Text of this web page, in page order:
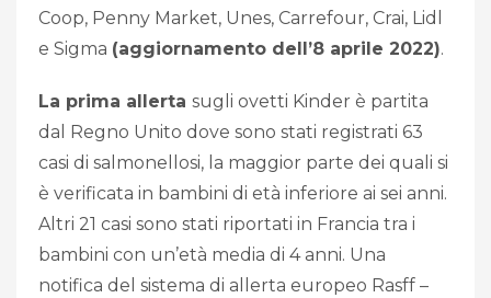
Coop, Penny Market, Unes, Carrefour, Crai, Lidl
e Sigma (aggiornamento dell’8 aprile 2022).
La prima allerta sugli ovetti Kinder è partita
dal Regno Unito dove sono stati registrati 63
casi di salmonellosi, la maggior parte dei quali si
è verificata in bambini di età inferiore ai sei anni.
Altri 21 casi sono stati riportati in Francia tra i
bambini con un’età media di 4 anni. Una
notifica del sistema di allerta europeo Rasff –